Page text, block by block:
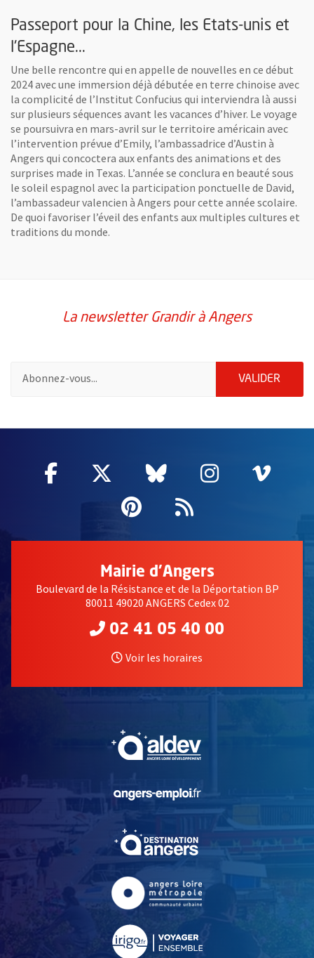
Prêt pour la dégustation ?
Tout le monde met la main à la pâte
Passeport pour la Chine, les Etats-unis et
l'Espagne...
Une belle rencontre qui en appelle de nouvelles en ce début
2024 avec une immersion déjà débutée en terre chinoise avec
la complicité de l’Institut Confucius qui interviendra là aussi
sur plusieurs séquences avant les vacances d’hiver. Le voyage
se poursuivra en mars-avril sur le territoire américain avec
l’intervention prévue d’Emily, l’ambassadrice d’Austin à
Angers qui concoctera aux enfants des animations et des
surprises made in Texas. L’année se conclura en beauté sous
le soleil espagnol avec la participation ponctuelle de David,
l’ambassadeur valencien à Angers pour cette année scolaire.
De quoi favoriser l’éveil des enfants aux multiples cultures et
traditions du monde.
La newsletter Grandir à Angers
VALIDER
Facebook
, Ouvre une nouvelle fenêtre
Twitter
, Ouvre une nouvelle
Bluesky
, Ouvre une
Instagram
, Ouvre
,
Pinterest
, Ouvre une
Flux RSS
Mairie d'Angers
Boulevard de la Résistance et de la Déportation BP
80011 49020 ANGERS Cedex 02
02 41 05 40 00
Voir les horaires
, Ouvre une nouvelle
, Ouvre une nouvelle